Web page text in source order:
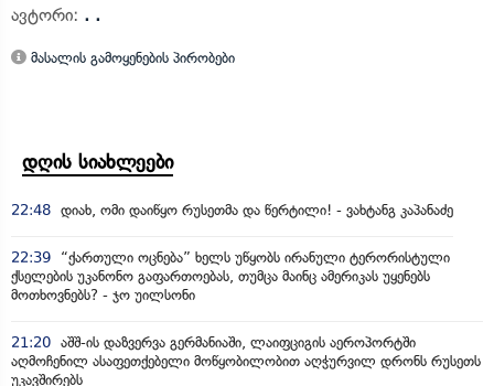
ავტორი: . .
მასალის გამოყენების პირობები
დღის სიახლეები
22:48 დიახ, ომი დაიწყო რუსეთმა და წერტილი! - ვახტანგ კაპანაძე
22:39
“ქართული ოცნება” ხელს უწყობს ირანული ტერორისტული
ქსელების უკანონო გაფართოებას, თუმცა მაინც ამერიკას უყენებს
მოთხოვნებს? - ჯო უილსონი
21:20 აშშ-ის დაზვერვა გერმანიაში, ლაიფციგის აეროპორტში
აღმოჩენილ ასაფეთქებელი მოწყობილობით აღჭურვილ დრონს რუსეთს
უკავშირებს